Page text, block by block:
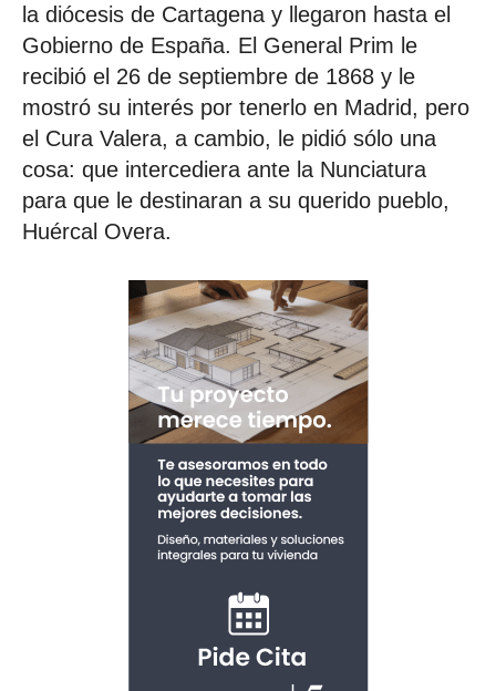
la diócesis de Cartagena y llegaron hasta el
Gobierno de España. El General Prim le
recibió el 26 de septiembre de 1868 y le
mostró su interés por tenerlo en Madrid, pero
el Cura Valera, a cambio, le pidió sólo una
cosa: que intercediera ante la Nunciatura
para que le destinaran a su querido pueblo,
Huércal Overa.